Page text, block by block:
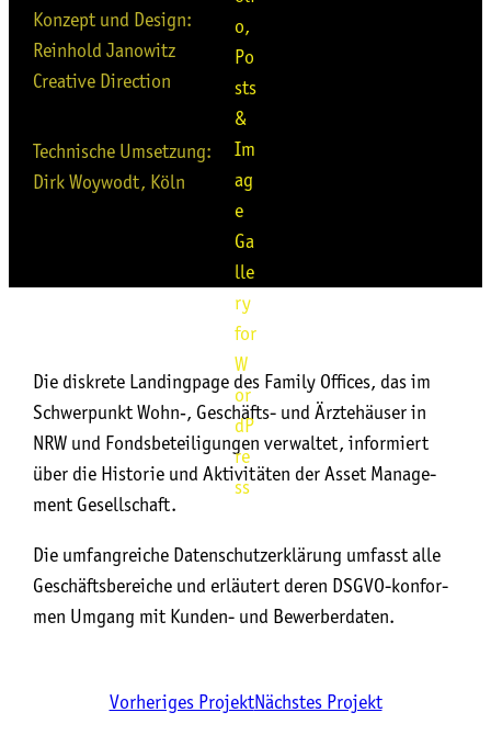
Kon­zept und Design:
Rein­hold Jano­witz
Crea­ti­ve Direction
Tech­ni­sche Umset­zung:
Dirk Woy­wodt, Köln
Die dis­kre­te Landing­pa­ge des Fami­ly Offices, das im
Schwer­punkt Wohn‑, Geschäfts- und Ärz­te­häu­ser in
NRW und Fonds­be­tei­li­gun­gen ver­wal­tet, infor­miert
über die His­to­rie und Akti­vi­tä­ten der Asset Manage­
ment Gesellschaft.
Die umfang­rei­che Daten­schutz­er­klä­rung umfasst alle
Geschäfts­be­rei­che und erläu­tert deren DSGVO-kon­for­
men Umgang mit Kun­den- und Bewerberdaten.
Vorheriges ProjektNächstes Projekt